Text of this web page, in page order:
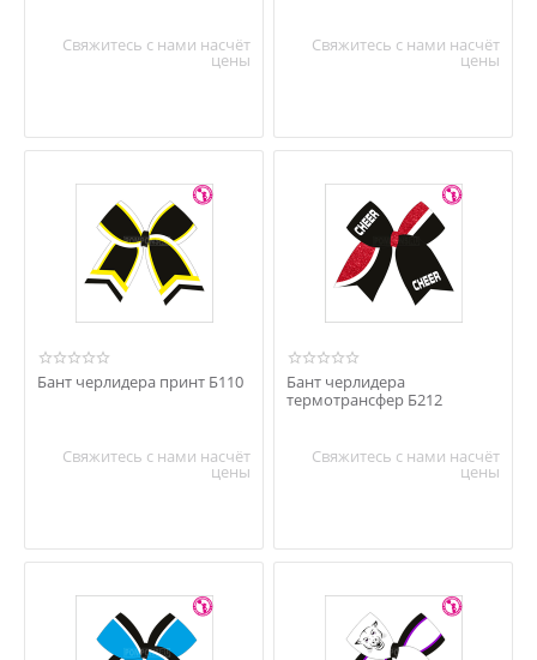
Свяжитесь с нами насчёт
цены
Свяжитесь с нами насчёт
цены
Бант черлидера принт Б110
Свяжитесь с нами насчёт
цены
Бант черлидера
термотрансфер Б212
Свяжитесь с нами насчёт
цены